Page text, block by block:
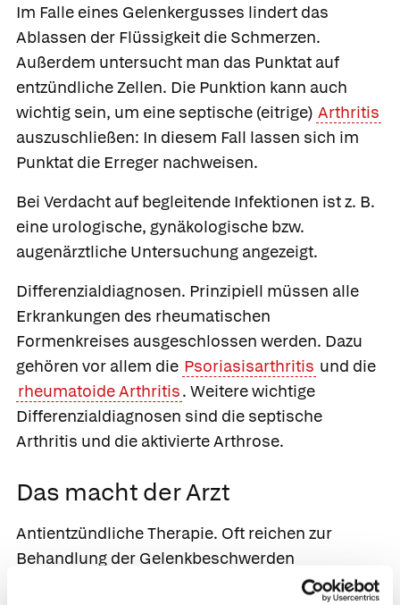
Im Falle eines Gelenkergusses lindert das
Ablassen der Flüssigkeit die Schmerzen.
Außerdem untersucht man das Punktat auf
entzündliche Zellen. Die Punktion kann auch
wichtig sein, um eine septische (eitrige) Arthritis
auszuschließen: In diesem Fall lassen sich im
Punktat die Erreger nachweisen.
Bei Verdacht auf begleitende Infektionen ist z. B.
eine urologische, gynäkologische bzw.
augenärztliche Untersuchung angezeigt.
Differenzialdiagnosen. Prinzipiell müssen alle
Erkrankungen des rheumatischen
Formenkreises ausgeschlossen werden. Dazu
gehören vor allem die Psoriasisarthritis und die
rheumatoide Arthritis. Weitere wichtige
Differenzialdiagnosen sind die septische
Arthritis und die aktivierte Arthrose.
Das macht der Arzt
Antientzündliche Therapie. Oft reichen zur
Behandlung der Gelenkbeschwerden
nichtsteroidale Antirheumatika (NSAR) wie